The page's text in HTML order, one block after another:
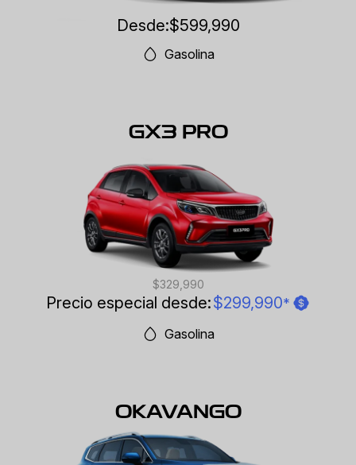
Desde:$599,990
Gasolina
GX3 PRO
$329,990
Precio especial desde:$299,990*
Gasolina
OKAVANGO